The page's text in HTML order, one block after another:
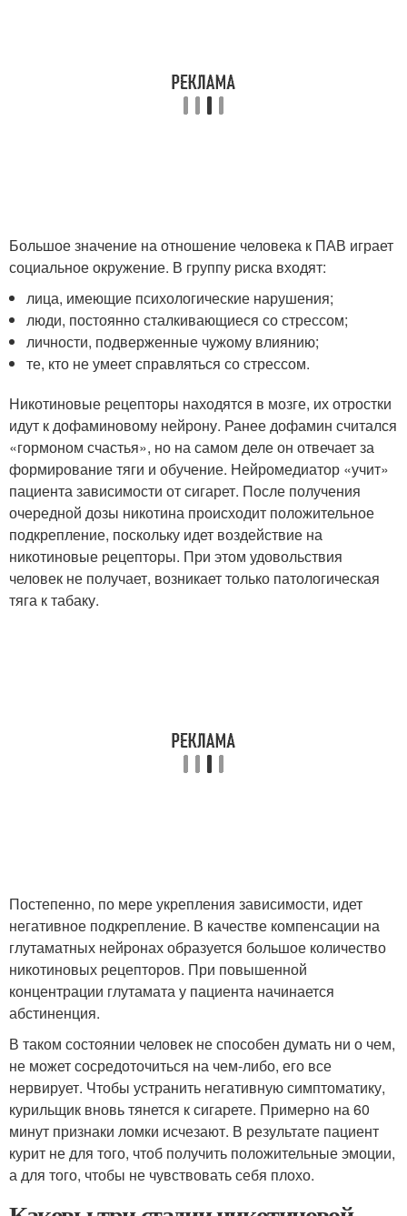
Большое значение на отношение человека к ПАВ играет
социальное окружение. В группу риска входят:
лица, имеющие психологические нарушения;
люди, постоянно сталкивающиеся со стрессом;
личности, подверженные чужому влиянию;
те, кто не умеет справляться со стрессом.
Никотиновые рецепторы находятся в мозге, их отростки
идут к дофаминовому нейрону. Ранее дофамин считался
«гормоном счастья», но на самом деле он отвечает за
формирование тяги и обучение. Нейромедиатор «учит»
пациента зависимости от сигарет. После получения
очередной дозы никотина происходит положительное
подкрепление, поскольку идет воздействие на
никотиновые рецепторы. При этом удовольствия
человек не получает, возникает только патологическая
тяга к табаку.
Постепенно, по мере укрепления зависимости, идет
негативное подкрепление. В качестве компенсации на
глутаматных нейронах образуется большое количество
никотиновых рецепторов. При повышенной
концентрации глутамата у пациента начинается
абстиненция.
В таком состоянии человек не способен думать ни о чем,
не может сосредоточиться на чем-либо, его все
нервирует. Чтобы устранить негативную симптоматику,
курильщик вновь тянется к сигарете. Примерно на 60
минут признаки ломки исчезают. В результате пациент
курит не для того, чтоб получить положительные эмоции,
а для того, чтобы не чувствовать себя плохо.